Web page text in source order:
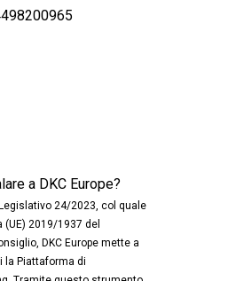
a DKC Europe?
24/2023, col quale
(UE) 2019/1937 del
DKC Europe mette a
la Piattaforma di